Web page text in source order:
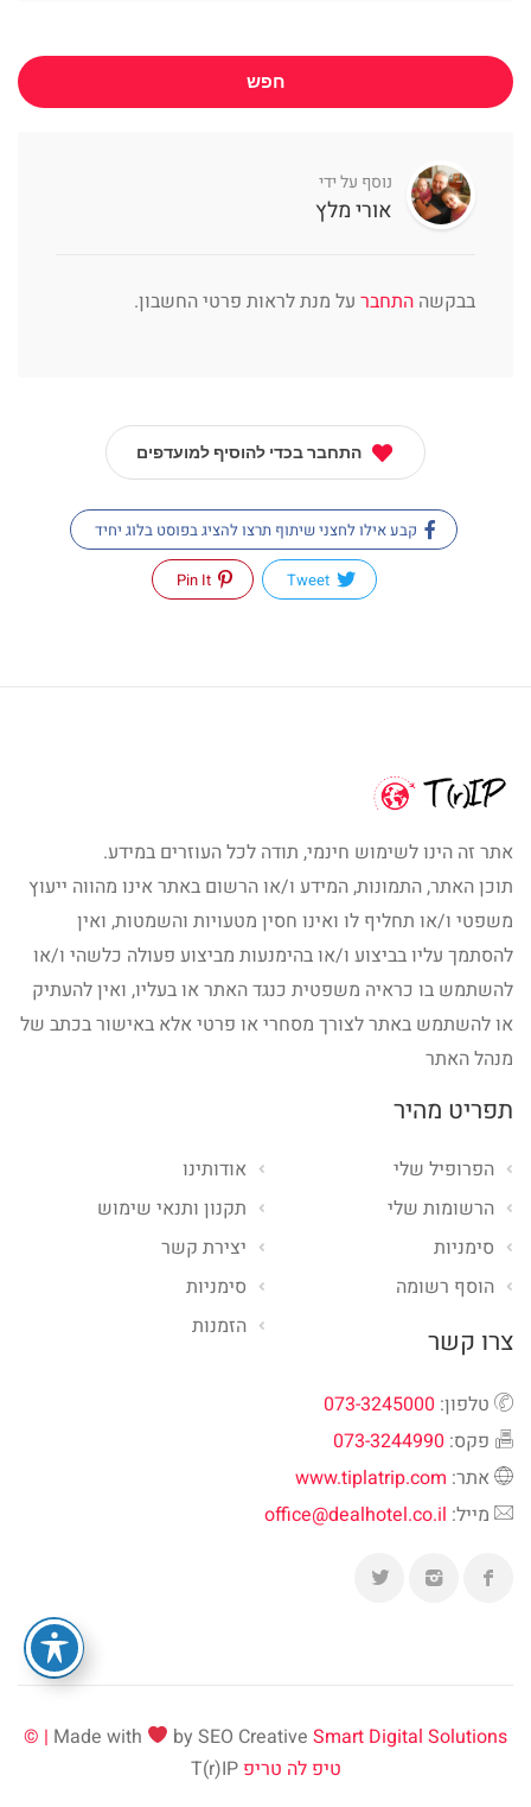
חפש
נוסף על ידי
אורי מלץ
בבקשה התחבר על מנת לראות פרטי החשבון.
התחבר בכדי להוסיף למועדפים
קבע אילו לחצני שיתוף תרצו להציג בפוסט בלוג יחיד
Tweet
Pin It
אתר זה הינו לשימוש חינמי, תודה לכל העוזרים במידע.
תוכן האתר, התמונות, המידע ו/או הרשום באתר אינו מהווה ייעוץ
משפטי ו/או תחליף לו ואינו חסין מטעויות והשמטות, ואין
להסתמך עליו בביצוע ו/או בהימנעות מביצוע פעולה כלשהי ו/או
להשתמש בו כראיה משפטית כנגד האתר או בעליו, ואין להעתיק
או להשתמש באתר לצורך מסחרי או פרטי אלא באישור בכתב של
מנהל האתר
תפריט מהיר
אודותינו
תקנון ותנאי שימוש
יצירת קשר
סימניות
הזמנות
הפרופיל שלי
הרשומות שלי
סימניות
הוסף רשומה
צרו קשר
טלפון: 073-3245000
פקס: 073-3244990
אתר: www.tiplatrip.com
מייל: office@dealhotel.co.il
Made with by SEO CreativeSmart Digital Solutions | ©
טיפ לה טריפ T(r)IP